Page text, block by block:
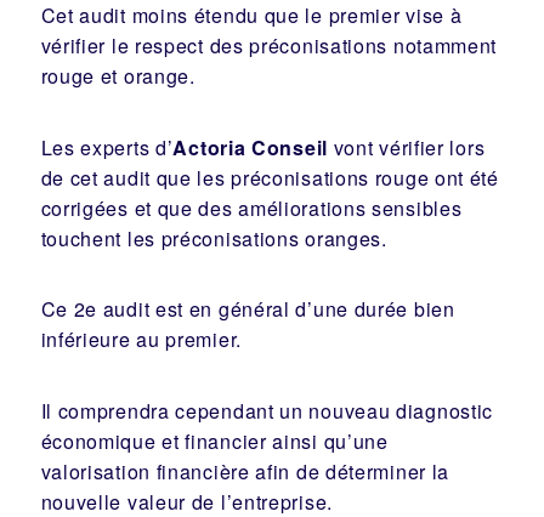
Cet audit moins étendu que le premier vise à
vérifier le respect des préconisations notamment
rouge et orange.
Les experts d’ActoriaConseil vont vérifier lors
de cet audit que les préconisations rouge ont été
corrigées et que des améliorations sensibles
touchent les préconisations oranges.
Ce 2e audit est en général d’une durée bien
inférieure au premier.
Il comprendra cependant un nouveau diagnostic
économique et financier ainsi qu’une
valorisation financière afin de déterminer la
nouvelle valeur de l’entreprise.